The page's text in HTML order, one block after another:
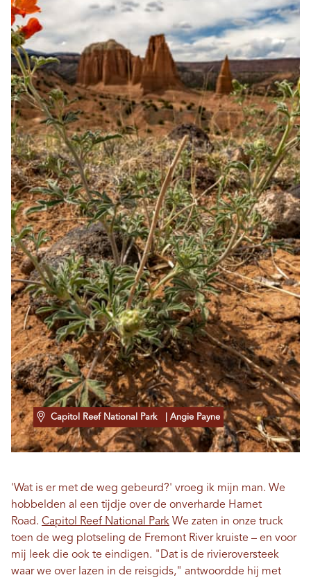
Capitol Reef National Park | Angie Payne
'Wat is er met de weg gebeurd?' vroeg ik mijn man. We
hobbelden al een tijdje over de onverharde Harnet
Road. Capitol Reef National Park We zaten in onze truck
toen de weg plotseling de Fremont River kruiste – en voor
mij leek die ook te eindigen. "Dat is de rivieroversteek
waar we over lazen in de reisgids," antwoordde hij met